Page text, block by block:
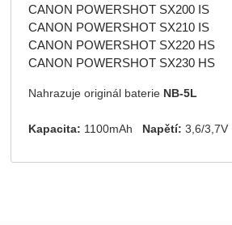
CANON POWERSHOT SX200 IS
CANON POWERSHOT SX210 IS
CANON POWERSHOT SX220 HS
CANON POWERSHOT SX230 HS
Nahrazuje originál baterieNB-5L
Kapacita: 1100mAh Napětí: 3,6/3,7V